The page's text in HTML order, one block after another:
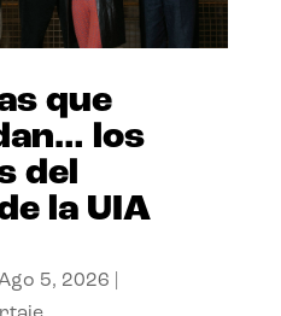
que
los
del
la UIA
5, 2026